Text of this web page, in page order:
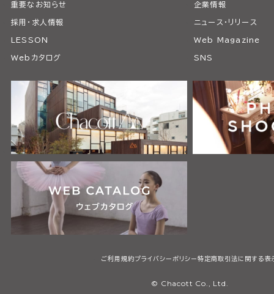
重要なお知らせ 企業情報
採用・求人情報 ニュース・リリース
LESSON Web Magazine
Webカタログ SNS
ご利用規約プライバシーポリシー特定商取引法に関する表
© Chacott Co., Ltd.